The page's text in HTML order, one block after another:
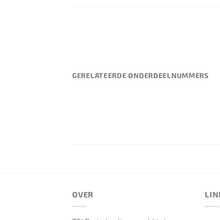
GERELATEERDE ONDERDEELNUMMERS
OVER